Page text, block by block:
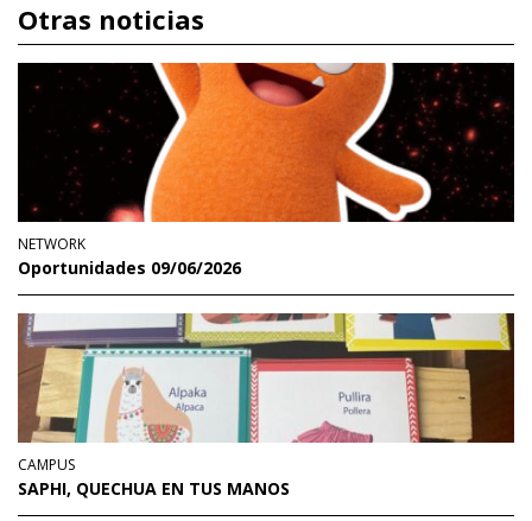
Otras noticias
NETWORK
Oportunidades 09/06/2026
CAMPUS
SAPHI, QUECHUA EN TUS MANOS